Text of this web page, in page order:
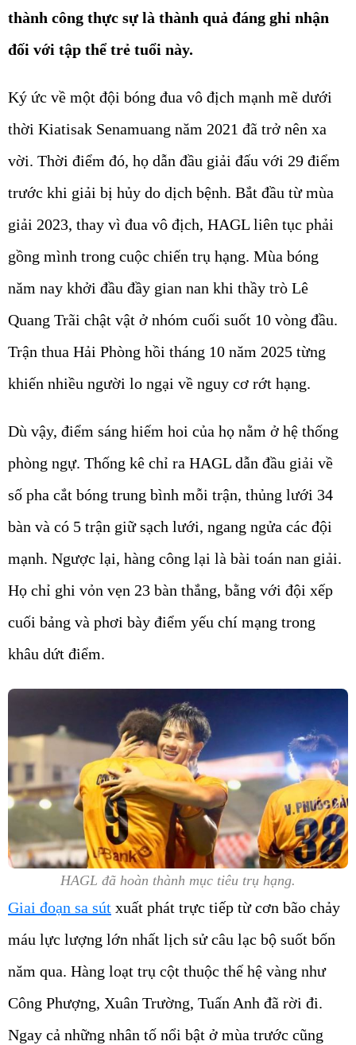
thành công thực sự là thành quả đáng ghi nhận
đối với tập thể trẻ tuổi này.
Ký ức về một đội bóng đua vô địch mạnh mẽ dưới
thời Kiatisak Senamuang năm 2021 đã trở nên xa
vời. Thời điểm đó, họ dẫn đầu giải đấu với 29 điểm
trước khi giải bị hủy do dịch bệnh. Bắt đầu từ mùa
giải 2023, thay vì đua vô địch, HAGL liên tục phải
gồng mình trong cuộc chiến trụ hạng. Mùa bóng
năm nay khởi đầu đầy gian nan khi thầy trò Lê
Quang Trãi chật vật ở nhóm cuối suốt 10 vòng đầu.
Trận thua Hải Phòng hồi tháng 10 năm 2025 từng
khiến nhiều người lo ngại về nguy cơ rớt hạng.
Dù vậy, điểm sáng hiếm hoi của họ nằm ở hệ thống
phòng ngự. Thống kê chỉ ra HAGL dẫn đầu giải về
số pha cắt bóng trung bình mỗi trận, thủng lưới 34
bàn và có 5 trận giữ sạch lưới, ngang ngửa các đội
mạnh. Ngược lại, hàng công lại là bài toán nan giải.
Họ chỉ ghi vỏn vẹn 23 bàn thắng, bằng với đội xếp
cuối bảng và phơi bày điểm yếu chí mạng trong
khâu dứt điểm.
HAGL đã hoàn thành mục tiêu trụ hạng.
Giai đoạn sa sút xuất phát trực tiếp từ cơn bão chảy
máu lực lượng lớn nhất lịch sử câu lạc bộ suốt bốn
năm qua. Hàng loạt trụ cột thuộc thế hệ vàng như
Công Phượng, Xuân Trường, Tuấn Anh đã rời đi.
Ngay cả những nhân tố nổi bật ở mùa trước cũng